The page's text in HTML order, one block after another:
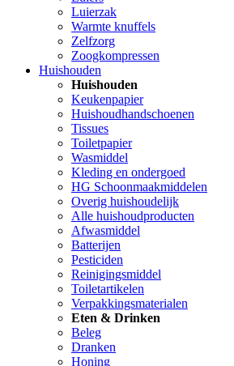
Luierzak
Warmte knuffels
Zelfzorg
Zoogkompressen
Huishouden
Huishouden
Keukenpapier
Huishoudhandschoenen
Tissues
Toiletpapier
Wasmiddel
Kleding en ondergoed
HG Schoonmaakmiddelen
Overig huishoudelijk
Alle huishoudproducten
Afwasmiddel
Batterijen
Pesticiden
Reinigingsmiddel
Toiletartikelen
Verpakkingsmaterialen
Eten & Drinken
Beleg
Dranken
Honing